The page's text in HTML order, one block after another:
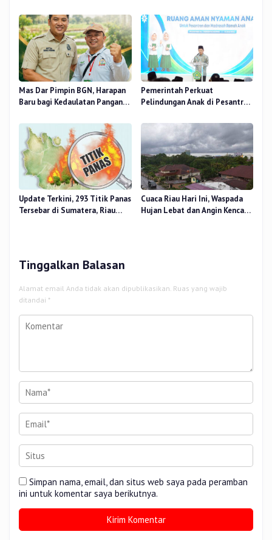
Nur, Besok
Pendidikan
Mas Dar Pimpin BGN, Harapan
Baru bagi Kedaulatan Pangan
Pemerintah Perkuat
Pelindungan Anak di Pesantren
RANA
Update Terkini, 293 Titik Panas
Tersebar di Sumatera, Riau
Cuaca Riau Hari Ini, Waspada
Hujan Lebat dan Angin Kencang
Tinggalkan Balasan
Alamat email Anda tidak akan dipublikasikan. Ruas yang wajib
ditandai *
Simpan nama, email, dan situs web saya pada peramban
ini untuk komentar saya berikutnya.